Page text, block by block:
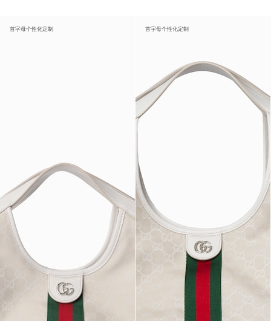
首字母个性化定制 首字母个性化定制